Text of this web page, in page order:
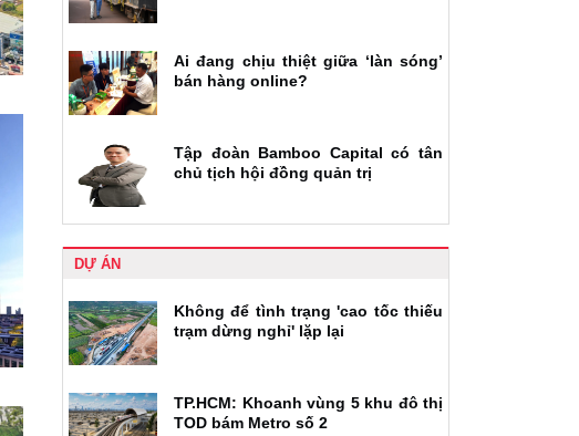
Ai đang chịu thiệt giữa ‘làn sóng’
bán hàng online?
Tập đoàn Bamboo Capital có tân
chủ tịch hội đồng quản trị
DỰ ÁN
Không để tình trạng 'cao tốc thiếu
trạm dừng nghỉ' lặp lại
TP.HCM: Khoanh vùng 5 khu đô thị
TOD bám Metro số 2